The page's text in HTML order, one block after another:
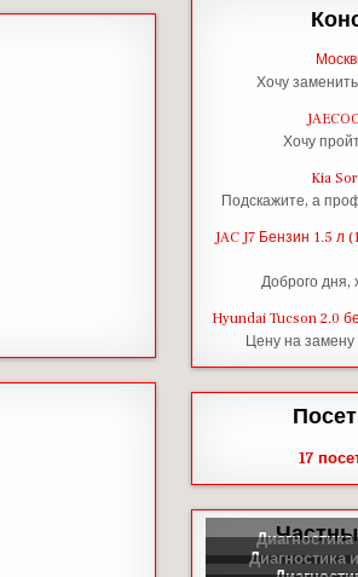
Хочу
Хочу
Kia
Подскажите, а
JAC J7 Бензин 1.5 л
Доброго дня,
Hyundai Tucson 2.0
Цену на
17